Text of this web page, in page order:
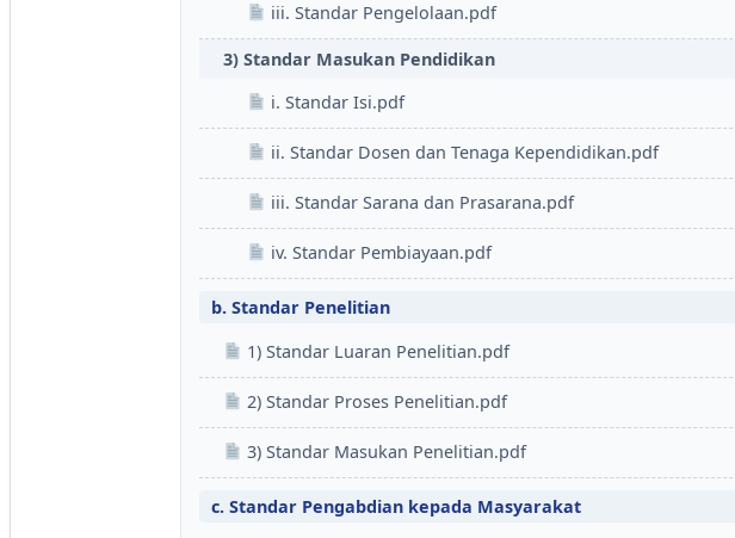
iii. Standar Pengelolaan.pdf
3) Standar Masukan Pendidikan
i. Standar Isi.pdf
ii. Standar Dosen dan Tenaga Kependidikan.pdf
iii. Standar Sarana dan Prasarana.pdf
iv. Standar Pembiayaan.pdf
b. Standar Penelitian
1) Standar Luaran Penelitian.pdf
2) Standar Proses Penelitian.pdf
3) Standar Masukan Penelitian.pdf
c. Standar Pengabdian kepada Masyarakat